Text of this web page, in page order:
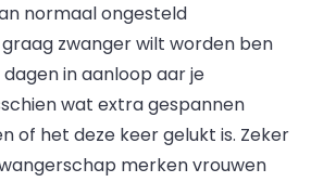
normaal ongesteld
zwanger wilt worden ben
in aanloop aar je
wat extra gespannen
of het deze keer gelukt is. Zeker
merken vrouwen